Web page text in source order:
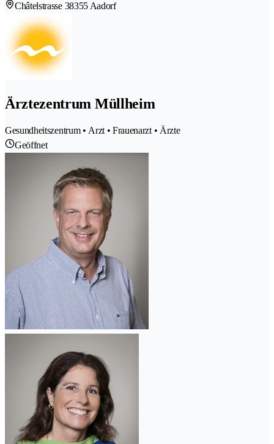
Châtelstrasse 38355 Aadorf
Ärztezentrum Müllheim
Gesundheitszentrum • Arzt • Frauenarzt • Ärzte
Geöffnet